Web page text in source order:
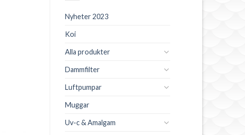
Nyheter 2023
Koi
Alla produkter
Dammfilter
Luftpumpar
Muggar
Uv-c & Amalgam